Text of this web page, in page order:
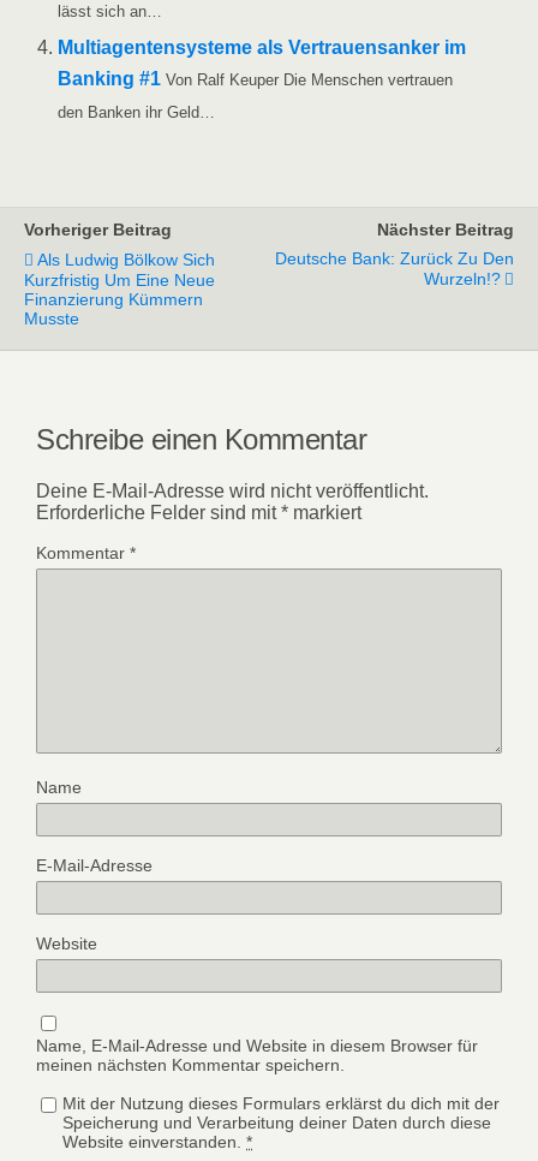
lässt sich an…
Mul­ti­agen­ten­sys­te­me als Ver­trau­ens­an­ker im
Ban­king #1 Von Ralf Keu­per Die Men­schen ver­trau­en
den Ban­ken ihr Geld…
Vorheriger Beitrag
Als Ludwig Bölkow Sich
Kurzfristig Um Eine Neue
Finanzierung Kümmern
Musste
Nächster Beitrag
Deutsche Bank: Zurück Zu Den
Wurzeln!?
Schreibe einen Kommentar
Deine E-Mail-Adresse wird nicht veröffentlicht.
Erforderliche Felder sind mit* markiert
Kommentar *
Name
E-Mail-Adresse
Website
Name, E-Mail-Adresse und Website in diesem Browser für
meinen nächsten Kommentar speichern.
Mit der Nutzung dieses Formulars erklärst du dich mit der
Speicherung und Verarbeitung deiner Daten durch diese
Website einverstanden. *